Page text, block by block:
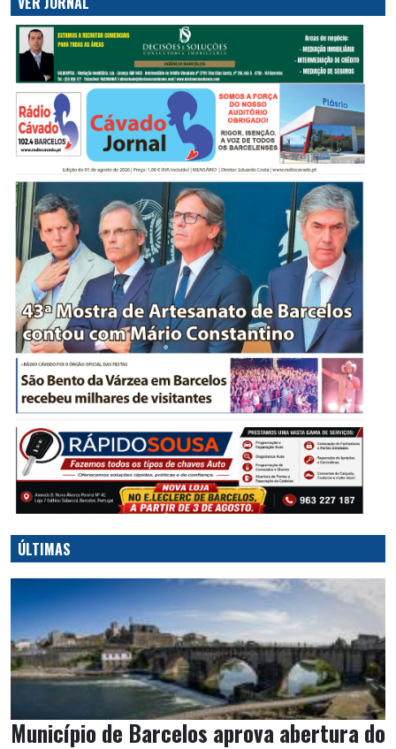
ÚLTIMAS
Município de Barcelos aprova abertura do